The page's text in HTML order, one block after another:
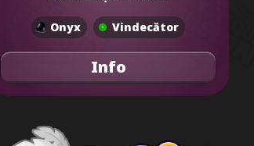
Onyx Vindecător
Info